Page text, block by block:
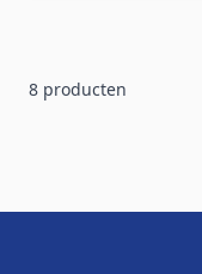
8 producten